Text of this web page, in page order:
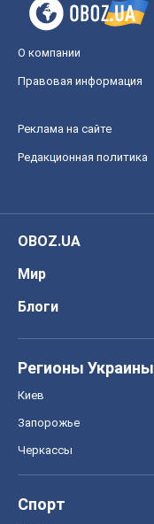
О компании
Правовая информация
Реклама на сайте
Редакционная политика
OBOZ.UA
Мир
Блоги
Регионы Украины
Киев
Запорожье
Черкассы
Спорт